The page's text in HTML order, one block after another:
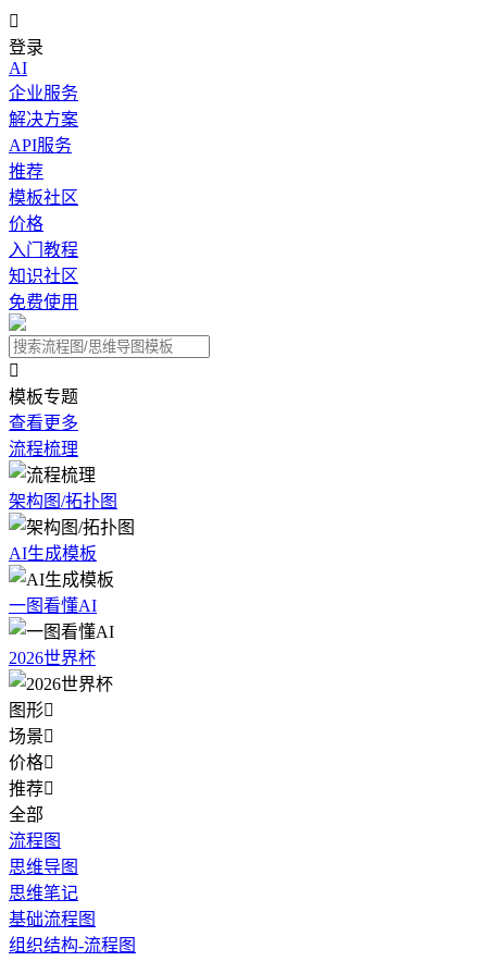

登录
AI
企业服务
解决方案
API服务
推荐
模板社区
价格
入门教程
知识社区
免费使用

模板专题
查看更多
流程梳理
架构图/拓扑图
AI生成模板
一图看懂AI
2026世界杯
图形
场景
价格
推荐
全部
流程图
思维导图
思维笔记
基础流程图
组织结构-流程图